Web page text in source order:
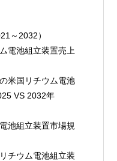
～2032）
VS 2032年